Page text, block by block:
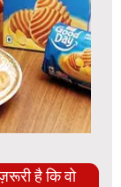
है कि वो